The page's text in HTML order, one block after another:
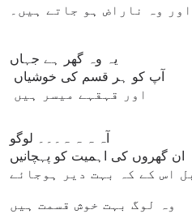
اور وہ ناراض ہو جاتے ہیں۔
یہ وہ گھر ہے جہاں
آپ کو ہر قسم کی خوشیاں
اور قہقہے میسر ہیں
ان گھروں کی اہمیت کو پہچانیں
اس کے کہ بہت دیر ہوجائے
وہ لوگ بہت خوش قسمت ہیں